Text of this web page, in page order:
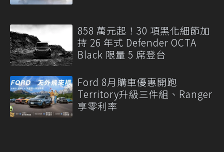
858 萬元起！30 項黑化細節加
持 26 年式 Defender OCTA
Black 限量 5 席登台
Ford 8月購車優惠開跑
Territory升級三件組、Ranger
享零利率